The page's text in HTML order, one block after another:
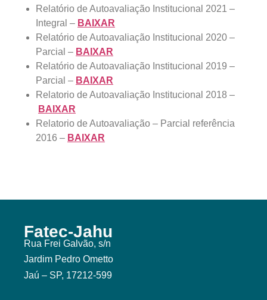
Relatório de Autoavaliação Institucional 2021 –
Integral – BAIXAR
Relatório de Autoavaliação Institucional 2020 –
Parcial – BAIXAR
Relatório de Autoavaliação Institucional 2019 –
Parcial – BAIXAR
Relatorio de Autoavaliação Institucional 2018 –
BAIXAR
Relatorio de Autoavaliação – Parcial referência
2016 – BAIXAR
Fatec-Jahu
Rua Frei Galvão, s/n
Jardim Pedro Ometto
Jaú – SP, 17212-599